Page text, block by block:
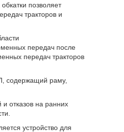
позволяет
тракторов и
передач после
передач тракторов
содержащий раму,
отказов на ранних
устройство для